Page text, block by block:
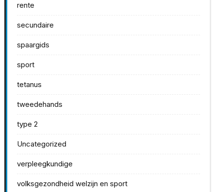
rente
secundaire
spaargids
sport
tetanus
tweedehands
type 2
Uncategorized
verpleegkundige
volksgezondheid welzijn en sport